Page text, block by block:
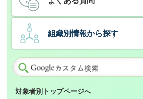
組織別情報から探す
対象者別トップページへ